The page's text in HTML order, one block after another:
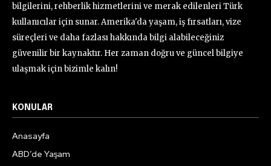
bilgilerini, rehberlik hizmetlerini ve merak edilenleri Türk
kullanıcılar için sunar. Amerika'da yaşam, iş fırsatları, vize
süreçleri ve daha fazlası hakkında bilgi alabileceğiniz
güvenilir bir kaynaktır. Her zaman doğru ve güncel bilgiye
ulaşmak için bizimle kalın!
KONULAR
Anasayfa
ABD’de Yaşam